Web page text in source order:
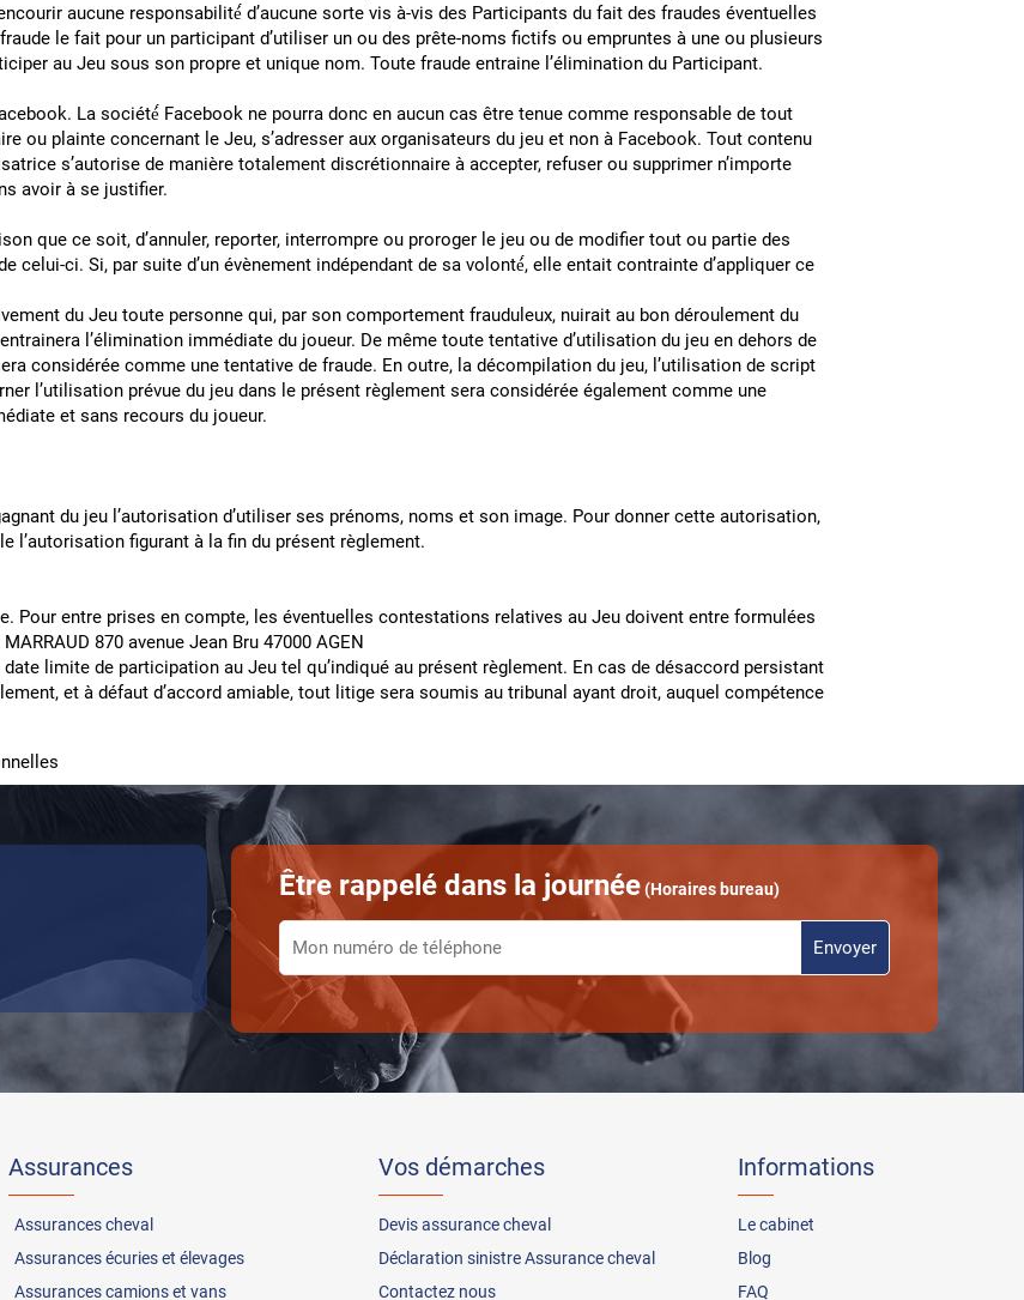
aucune responsabilité́ d’aucune sorte vis à-vis des Participants du fait des fraudes éventuelles
le fait pour un participant d’utiliser un ou des prête-noms fictifs ou empruntes à une ou plusieurs
au Jeu sous son propre et unique nom. Toute fraude entraine l’élimination du Participant.
La société́ Facebook ne pourra donc en aucun cas être tenue comme responsable de tout
ou plainte concernant le Jeu, s’adresser aux organisateurs du jeu et non à Facebook. Tout contenu
s’autorise de manière totalement discrétionnaire à accepter, refuser ou supprimer n’importe
avoir à se justifier.
que ce soit, d’annuler, reporter, interrompre ou proroger le jeu ou de modifier tout ou partie des
celui-ci. Si, par suite d’un évènement indépendant de sa volonté́, elle entait contrainte d’appliquer ce
du Jeu toute personne qui, par son comportement frauduleux, nuirait au bon déroulement du
l’élimination immédiate du joueur. De même toute tentative d’utilisation du jeu en dehors de
considérée comme une tentative de fraude. En outre, la décompilation du jeu, l’utilisation de script
l’utilisation prévue du jeu dans le présent règlement sera considérée également comme une
et sans recours du joueur.
du jeu l’autorisation d’utiliser ses prénoms, noms et son image. Pour donner cette autorisation,
l’autorisation figurant à la fin du présent règlement.
Pour entre prises en compte, les éventuelles contestations relatives au Jeu doivent entre formulées
870 avenue Jean Bru 47000 AGEN
limite de participation au Jeu tel qu’indiqué au présent règlement. En cas de désaccord persistant
et à défaut d’accord amiable, tout litige sera soumis au tribunal ayant droit, auquel compétence
Être rappelé dans la journée(Horaires bureau)
Assurances
Assurances cheval
Assurances écuries et élevages
Assurances camions et vans
Vos démarches
Devis assurance cheval
Déclaration sinistre Assurance cheval
Contactez nous
Informations
Le cabinet
Blog
FAQ